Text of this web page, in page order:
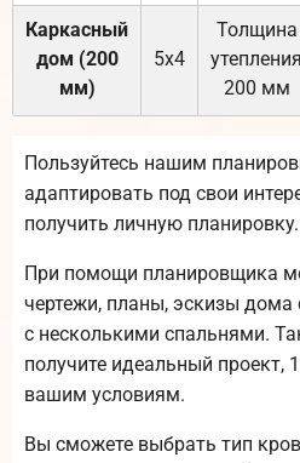
Каркасный
дом (200
мм)
5х4
Толщина
утепления
200 мм
Пользуйтесь нашим
адаптировать под свои
получить личную планировку.
При помощи планировщика
чертежи, планы, эскизы
с несколькими спальнями.
получите идеальный проект,
вашим условиям.
Вы сможете выбрать тип